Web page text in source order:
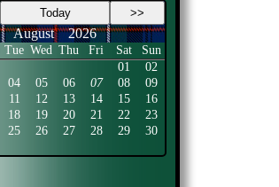
Today >>
August 2026
Tue Wed Thu Fri Sat
Sun
01
02
04 05 06 07 08
09
11 12 13 14 15
16
18 19 20 21 22
23
25 26 27 28 29
30